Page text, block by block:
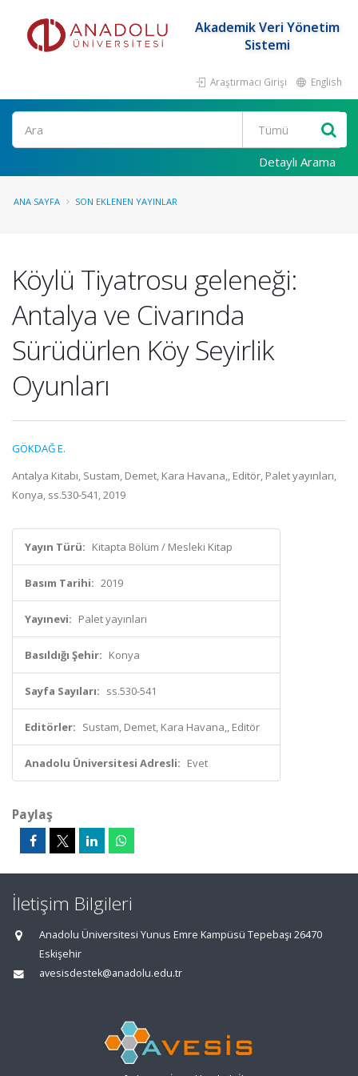
Akademik Veri Yönetim
Sistemi
Araştırmacı Girişi English
Ara
Detaylı Arama
ANA SAYFA SON EKLENEN YAYINLAR
Köylü Tiyatrosu geleneği:
Antalya ve Civarında
Sürüdürlen Köy Seyirlik
Oyunları
GÖKDAĞ E.
Antalya Kitabı, Sustam, Demet, Kara Havana,, Editör, Palet yayınları,
Konya, ss.530-541, 2019
Yayın Türü: Kitapta Bölüm / Mesleki Kitap
Basım Tarihi: 2019
Yayınevi: Palet yayınları
Basıldığı Şehir: Konya
Sayfa Sayıları: ss.530-541
Editörler: Sustam, Demet, Kara Havana,, Editör
Anadolu Üniversitesi Adresli: Evet
Paylaş
İletişim Bilgileri
Anadolu Üniversitesi Yunus Emre Kampüsü Tepebaşı 26470
Eskişehir
avesisdestek@anadolu.edu.tr